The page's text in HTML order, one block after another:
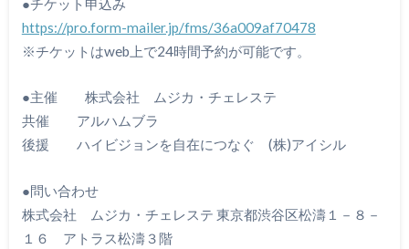
●チケット申込み
https://pro.form-mailer.jp/fms/36a009af70478
※チケットはweb上で24時間予約が可能です。
●主催 株式会社 ムジカ・チェレステ
共催 アルハムブラ
後援 ハイビジョンを自在につなぐ (株)アイシル
●問い合わせ
株式会社 ムジカ・チェレステ 東京都渋谷区松濤１－８－
１６ アトラス松濤３階